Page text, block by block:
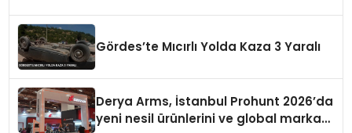
Gördes’te Mıcırlı Yolda Kaza 3 Yaralı
Derya Arms, İstanbul Prohunt 2026’da
yeni nesil ürünlerini ve global marka